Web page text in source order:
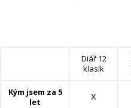
Diář 12
klasik
Kým jsem za 5
let
X